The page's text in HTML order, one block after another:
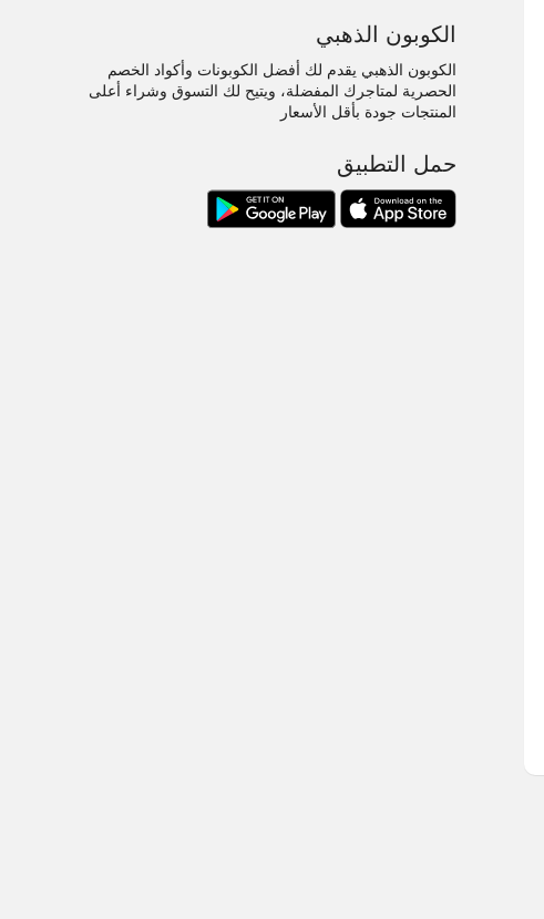
الكوبون الذهبي
الكوبون الذهبي يقدم لك أفضل الكوبونات وأكواد الخصم
الحصرية لمتاجرك المفضلة، ويتيح لك التسوق وشراء أعلى
المنتجات جودة بأقل الأسعار
حمل التطبيق